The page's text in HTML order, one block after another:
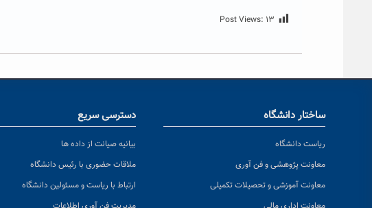
Post Views: ۱۳
ساختار دانشگاه
ریاست دانشگاه
معاونت پژوهشی و فن آوری
معاونت آموزشی و تحصیلات تکمیلی
دسترسی سریع
بیانیه صیانت از داده ها
ملاقات حضوری با رئیس دانشگاه
ارتباط با ریاست و مسئولین دانشگاه